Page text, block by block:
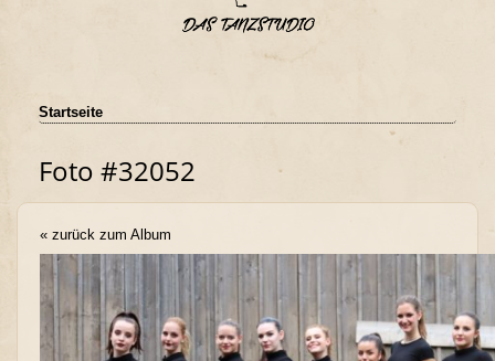
Startseite
Foto #32052
« zurück zum Album